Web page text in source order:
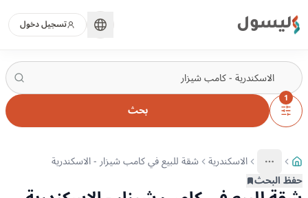
ليسول تسجيل دخول
1
بحث
More
عرض المزيد من المسارات
الاسكندرية شقة للبيع في كامب شيزار - الاسكندرية
حفظ البحث